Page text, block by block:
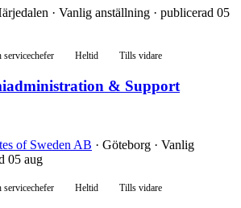
· Vanlig anställning · publicerad 05
servicechefer Heltid Tills vidare
& Support
of Sweden AB · Göteborg · Vanlig
05 aug
servicechefer Heltid Tills vidare